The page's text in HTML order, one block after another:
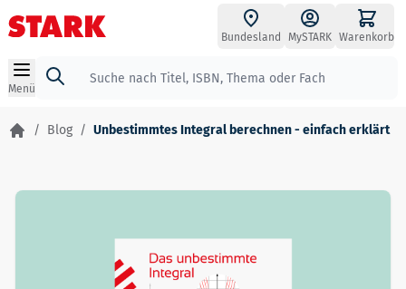
Zum Inhalt springen
Bundesland MySTARK Warenkorb
Menü
Suche
/ Blog / Unbestimmtes Integral berechnen - einfach erklärt